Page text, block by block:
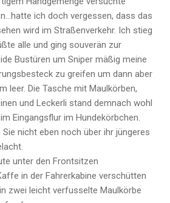
ich doch vergessen, dass das
wird im Straßenverkehr. Ich stieg
alle und ging souverän zur
Bustüren um Sniper mäßig meine
zu greifen um dann aber
leer. Die Tasche mit Maulkörben,
und Leckerli stand demnach wohl
Eingangsflur im Hundekörbchen.
nicht eben noch über ihr jüngeres
unter den Frontsitzen
in der Fahrerkabine verschütten
zwei leicht verfusselte Maulkörbe